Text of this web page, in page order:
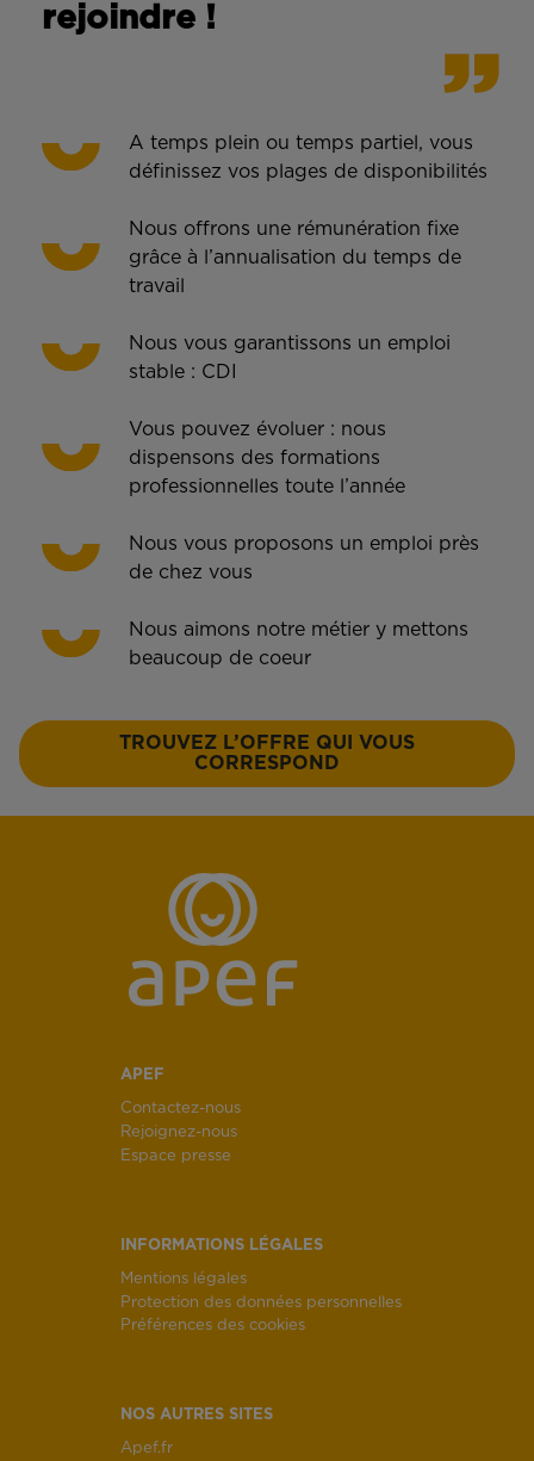
rejoindre !
A temps plein ou temps partiel, vous
définissez vos plages de disponibilités
Nous offrons une rémunération fixe
grâce à l’annualisation du temps de
travail
Nous vous garantissons un emploi
stable : CDI
Vous pouvez évoluer : nous
dispensons des formations
professionnelles toute l’année
Nous vous proposons un emploi près
de chez vous
Nous aimons notre métier y mettons
beaucoup de coeur
TROUVEZ L’OFFRE QUI VOUS
CORRESPOND
APEF
Contactez-nous
Rejoignez-nous
Espace presse
INFORMATIONS LÉGALES
Mentions légales
Protection des données personnelles
Préférences des cookies
NOS AUTRES SITES
Apef.fr